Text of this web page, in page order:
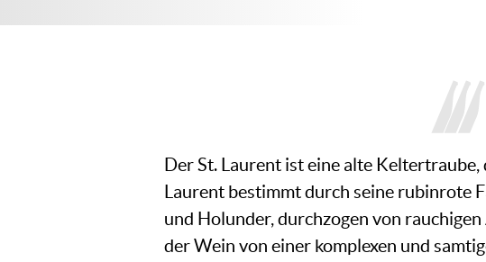
Der St. Laurent ist eine alte
Laurent bestimmt durch seine rubinrote
und Holunder, durchzogen von
der Wein von einer komplexen und